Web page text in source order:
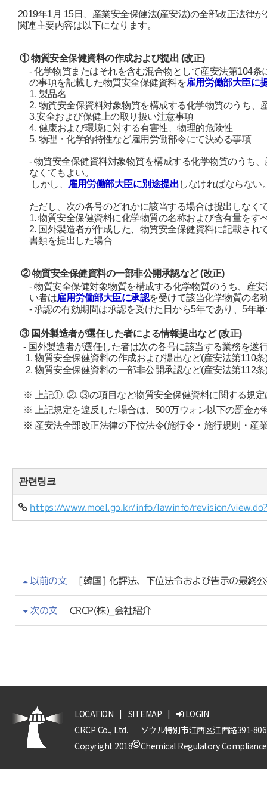
2019年1 月 15日、産業安全保健法(産安法)の全部改正法律
関連主要内容は以下になります。
① 物質安全保健資料の作成および提出 (改正)
-化学物質またはそれを含む混合物として産安法第104条
の事項を記載した物質安全保健資料を雇用労働部大臣に
1. 製品名
2. 物質安全保資料対象物質を構成する化学物質のうち、
3.安全および保健上の取り扱い注意事項
4. 健康および環境に対する有害性、物理的危険性
5. 物理・化学的特性など雇用労働部令にて決める事項
-物質安全保健資料対象物質を構成する化学物質のうち、
なくてもよい。
しかし、
雇用労働部大臣に別途提出しなければならない
ただし、次の各号のどれかに該当する場合は提出しなく
1. 物質安全保健資料に化学物質の名称および含有量をす
2. 国外製造者が作成した、物質安全保健資料に記載され
書類を提出した場合
② 物質安全保健資料の一部非公開承認など(改正)
-物質安全保健対象物質を構成する化学物質のうち、産安
い者は雇用労働部大臣に承認を受けて該当化学物質の名
- 承認の有効期間は承認を受けた日から5年であり、5年
③ 国外製造者が選任した者による情報提出など(改正)
- 国外製造者が選任した者は次の各号に該当する業務を遂
1.物質安全保健資料の作成および提出など(産安法第110条
2.物質安全保健資料の一部非公開承認など(産安法第112条
※ 上記①, ②,③の項目など物質安全保健資料に関する規定
※ 上記規定を違反した場合は、 500万ウォン以下の罰金が
※ 産安法全部改正法律の下位法令(施行令・施行規則・産
관련링크
https://www.moel.go.kr/info/lawinfo/revision/
以前の文 [韓国] 化評法、下位法令および告示の最終
次の文 CRCP(株)_会社紹介
LOCATION | SITEMAP |
LOGIN
CRCP Co., Ltd.
ソウル特別市江西区江西路391-
Copyright 2018
Chemical Regulatory